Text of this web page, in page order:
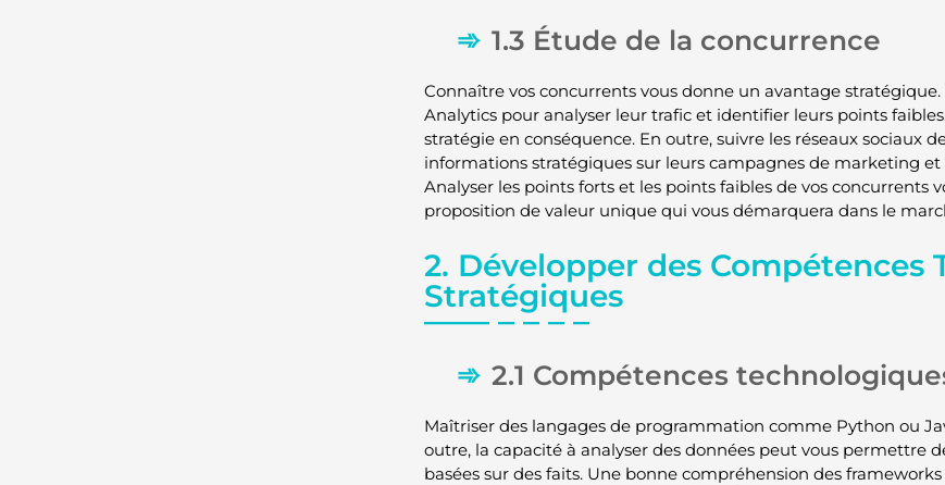
1.3 Étude de la concurrence
Connaître vos concurrents vous donne un avantage
Analytics pour analyser leur trafic et identifier leurs points
stratégie en conséquence. En outre, suivre les réseaux sociaux
informations stratégiques sur leurs campagnes de marketing et
Analyser les points forts et les points faibles de vos concurrents
proposition de valeur unique qui vous démarquera dans le
2. Développer des Compétences
Stratégiques
2.1 Compétences
Maîtriser des langages de programmation comme Python ou
outre, la capacité à analyser des données peut vous permettre
basées sur des faits. Une bonne compréhension des